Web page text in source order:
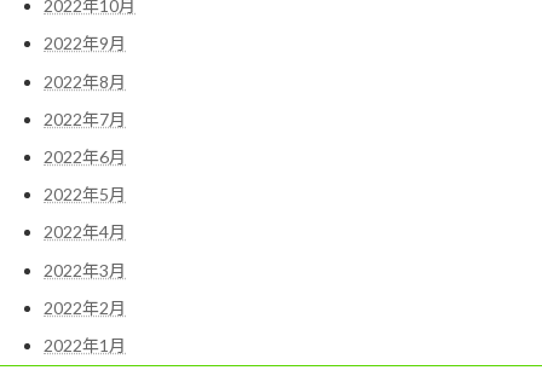
2022年10月
2022年9月
2022年8月
2022年7月
2022年6月
2022年5月
2022年4月
2022年3月
2022年2月
2022年1月